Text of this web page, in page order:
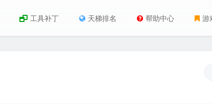
工具补丁 天梯排名 帮助中心 游